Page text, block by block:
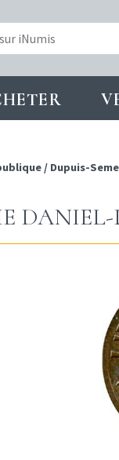
/ Dupuis-
DANIEL-